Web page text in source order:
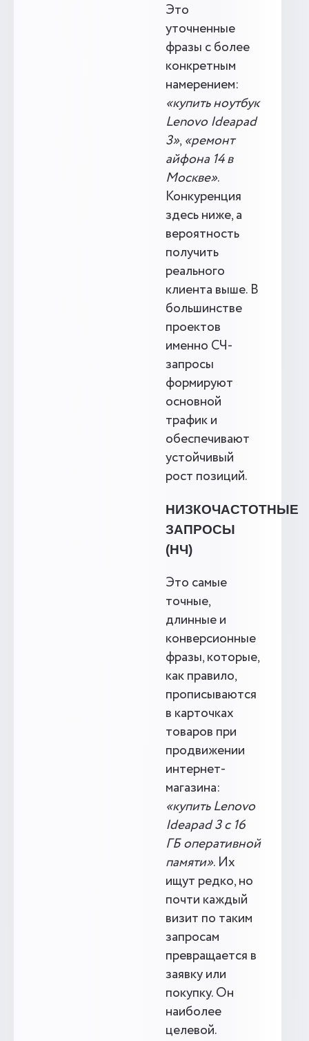
Это
уточненные
фразы с более
конкретным
намерением:
«купить ноутбук
Lenovo Ideapad
3»,«ремонт
айфона 14 в
Москве».
Конкуренция
здесь ниже, а
вероятность
получить
реального
клиента выше. В
большинстве
проектов
именно СЧ-
запросы
формируют
основной
трафик и
обеспечивают
устойчивый
рост позиций.
НИЗКОЧАСТОТНЫЕ
ЗАПРОСЫ
(НЧ)
Это самые
точные,
длинные и
конверсионные
фразы, которые,
как правило,
прописываются
в карточках
товаров при
продвижении
интернет-
магазина:
«купить Lenovo
Ideapad 3 с 16
ГБ оперативной
памяти». Их
ищут редко, но
почти каждый
визит по таким
запросам
превращается в
заявку или
покупку. Он
наиболее
целевой.